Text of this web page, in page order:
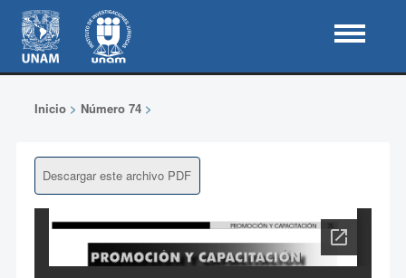
Inicio> Número 74>
Descargar este archivo PDF